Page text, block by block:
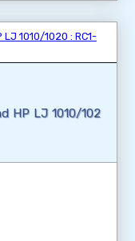
HP LJ 1010/102